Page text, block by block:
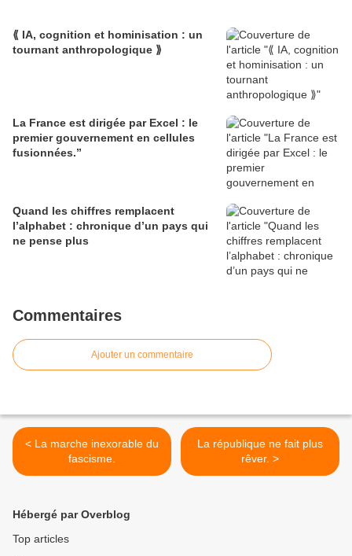
⟪ IA, cognition et hominisation : un
tournant anthropologique ⟫
La France est dirigée par Excel : le
premier gouvernement en cellules
fusionnées.”
Quand les chiffres remplacent
l’alphabet : chronique d’un pays qui
ne pense plus
Commentaires
Ajouter un commentaire
< La marche inexorable du
fascisme.
La république ne fait plus
rêver. >
Hébergé par Overblog
Top articles